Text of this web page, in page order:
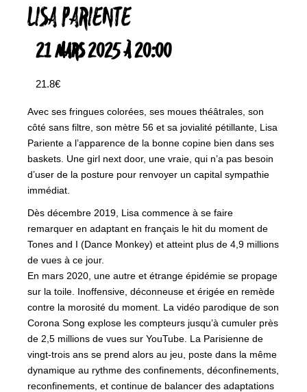
LISA PARIENTE
21 MARS 2025 À 20:00
21.8€
Avec ses fringues colorées, ses moues théâtrales, son
côté sans filtre, son mètre 56 et sa jovialité pétillante, Lisa
Pariente a l’apparence de la bonne copine bien dans ses
baskets. Une girl next door, une vraie, qui n’a pas besoin
d’user de la posture pour renvoyer un capital sympathie
immédiat.
Dès décembre 2019, Lisa commence à se faire
remarquer en adaptant en français le hit du moment de
Tones and I (Dance Monkey) et atteint plus de 4,9 millions
de vues à ce jour.
En mars 2020, une autre et étrange épidémie se propage
sur la toile. Inoffensive, déconneuse et érigée en remède
contre la morosité du moment. La vidéo parodique de son
Corona Song explose les compteurs jusqu’à cumuler près
de 2,5 millions de vues sur YouTube. La Parisienne de
vingt-trois ans se prend alors au jeu, poste dans la même
dynamique au rythme des confinements, déconfinements,
reconfinements, et continue de balancer des adaptations